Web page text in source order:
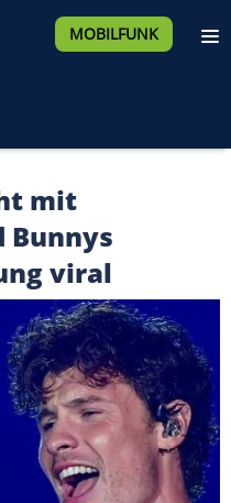
MOBILFUNK
mit
Bunnys
viral